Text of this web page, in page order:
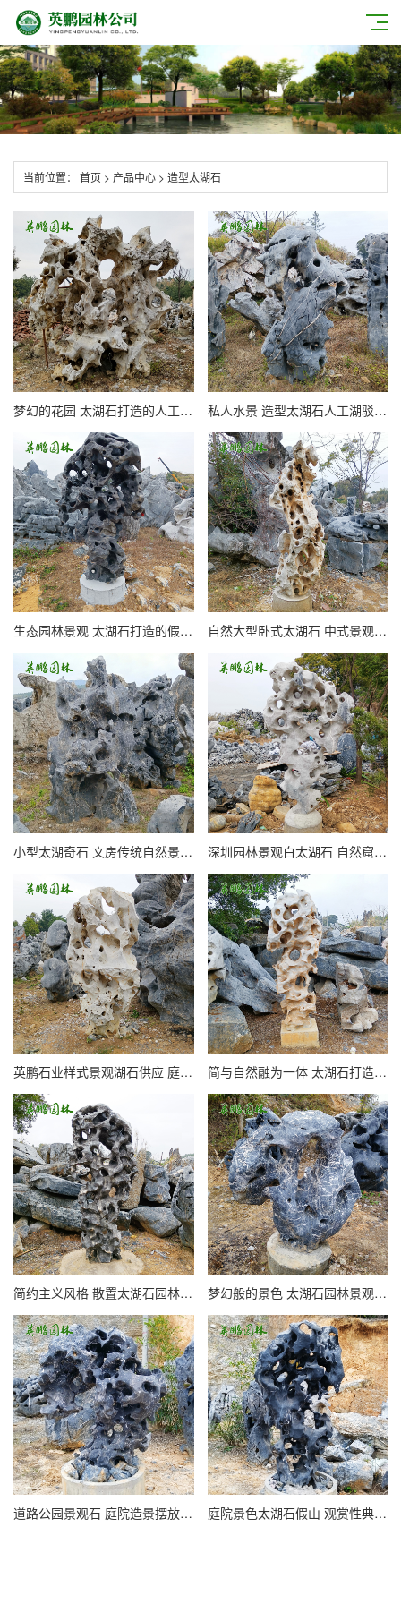
当前位置： 首页 > 产品中心 > 造型太湖石
梦幻的花园 太湖石打造的人工湖驳岸水系 带你进入个性的景观 私人水景 造型太湖石人工湖驳岸水系景观助力打造别墅花园庭院
生态园林景观 太湖石打造的假山 带你领略设计师的造景艺术 自然大型卧式太湖石 中式景观石 孔洞观赏造景
小型太湖奇石 文房传统自然景观石 中式观赏室内摆件太湖石 深圳园林景观白太湖石 自然窟窿石 庭院装饰假山造景石
英鹏石业样式景观湖石供应 庭院景观太湖石 按需定制 简与自然融为一体 太湖石打造的人工湖驳岸水系景石 园林设计之风尚
简约主义风格 散置太湖石园林景观增添花园魅力 细节打造品味生活 梦幻般的景色 太湖石园林景观打造的人工湖驳岸水系 英鹏景石厂
道路公园景观石 庭院造景摆放 英鹏石业园林观赏太湖石 庭院景色太湖石假山 观赏性典型传统供石 英鹏园林